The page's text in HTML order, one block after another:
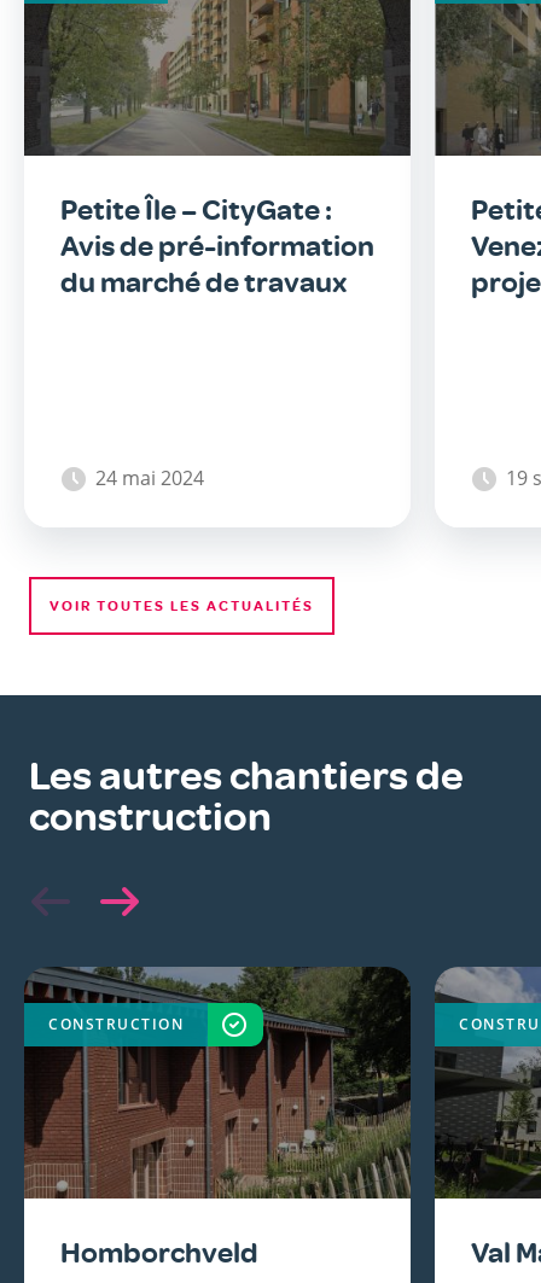
Petite Île – CityGate :
Avis de pré-information
du marché de travaux
24 mai 2024 19
VOIR TOUTES LES ACTUALITÉS
Les autres chantiers de
construction
Homborchveld
CONSTRUCTION TERMINÉ
Val